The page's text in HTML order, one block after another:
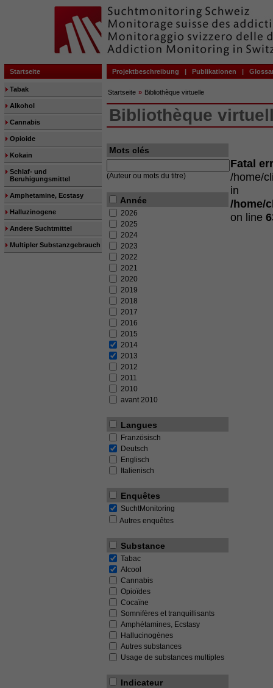
Startseite Projektbeschreibung | Publikationen |
Tabak
Alkohol
Cannabis
Opioide
Kokain
Schlaf- und
Beruhigungsmittel
Amphetamine, Ecstasy
Halluzinogene
Andere Suchtmittel
Multipler Substanzgebrauch
Startseite » Bibliothèque virtuelle
Bibliothèque
Mots clés
(Auteur ou mots du titre)
Année
2026
2025
2024
2023
2022
2021
2020
2019
2018
2017
2016
2015
2014
2013
2012
2011
2010
avant 2010
Langues
Französisch
Deutsch
Englisch
Italienisch
Enquêtes
SuchtMonitoring
Autres enquêtes
Substance
Tabac
Alcool
Cannabis
Opioïdes
Cocaïne
Somnifères et tranquillisants
Amphétamines, Ecstasy
Hallucinogènes
Autres substances
Usage de substances multiples
Indicateur
Fatal
/home/
in
/home/
on line